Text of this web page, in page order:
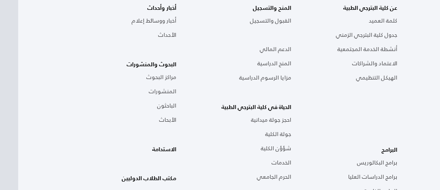
عن كلية البترجي الطبية
كلمة العميد
جدول كلية البترجي الزمني
أنشطة الخدمة المجتمعية
الاعتماد والشراكات
الهيكل التنظيمي
البرامج
برامج البكالوريس
برامج الدراسات العليا
المنح والتسجيل
القبول والتسجيل
الدعم المالي
المنح الدراسية
مزايا الرسوم الدراسية
الحياة في كلية البترجي الطبية
احجز جولة ميدانية
جولة الكلية
شؤؤن الكلية
الخدمات
الحرم الجامعي
أخبار وأحداث
أخبار ووسائط إعلام
الأحداث
البحوث والمنشورات
مراكز البحوث
المنشورات
الباحثون
الأبحاث
الاستدامة
مكتب الطلاب الدوليين